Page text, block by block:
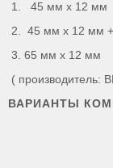
1. 45 мм х 12 мм
2. 45 мм х 12 мм +
3. 65 мм х 12 мм
( производитель:
ВАРИАНТЫ